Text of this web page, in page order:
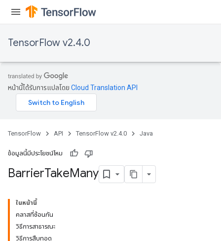
TensorFlow v2.4.0
หน้านี้ได้รับการแปลโดย Cloud Translation API
TensorFlow API TensorFlow v2.4.0 Java
ข้อมูลนี้มีประโยชน์ไหม
BarrierTakeMany
ในหน้านี้
คลาสที่ซ้อนกัน
วิธีการสาธารณะ
วิธีการสืบทอด